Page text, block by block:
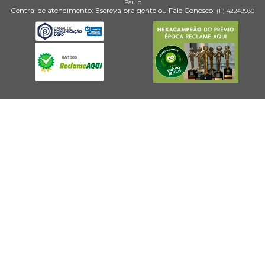
Paulo
Central de atendimento: Escreva pra gente ou Fale Conosco: (11) 4224­9930